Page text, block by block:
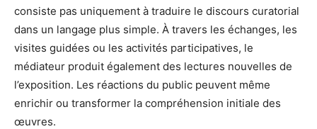
consiste pas uniquement à traduire le discours curatorial
dans un langage plus simple. À travers les échanges, les
visites guidées ou les activités participatives, le
médiateur produit également des lectures nouvelles de
l’exposition. Les réactions du public peuvent même
enrichir ou transformer la compréhension initiale des
œuvres.